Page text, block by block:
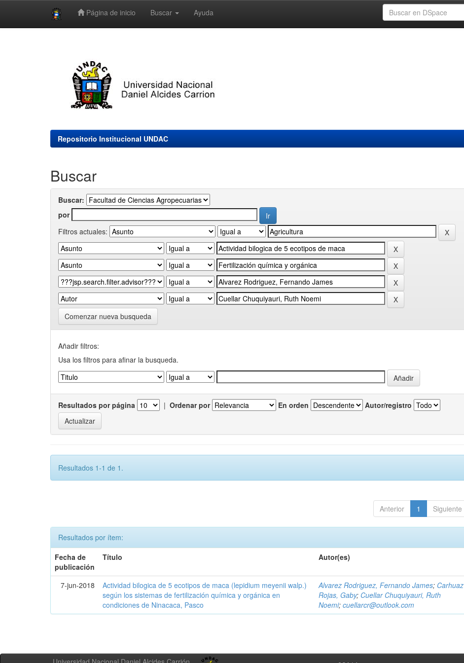
Página de inicio Buscar Ayuda
Repositorio Institucional UNDAC
Buscar
Buscar:
por
Filtros actuales:
Comenzar nueva busqueda
Añadir filtros:
Usa los filtros para afinar la busqueda.
Resultados por página | Ordenar por En orden Autor/registro
Resultados 1-1 de 1.
Anterior 1 Siguiente
Resultados por ítem:
Fecha de
publicación
Título Autor(es)
7-jun-2018
Actividad bilogica de 5 ecotipos de maca (lepidium meyenii walp.)
según los sistemas de fertilización química y orgánica en
condiciones de Ninacaca, Pasco
Alvarez Rodriguez, Fernando James; Carhuaz
Rojas, Gaby; Cuellar Chuquiyauri, Ruth
Noemi;cuellarcr@outlook.com